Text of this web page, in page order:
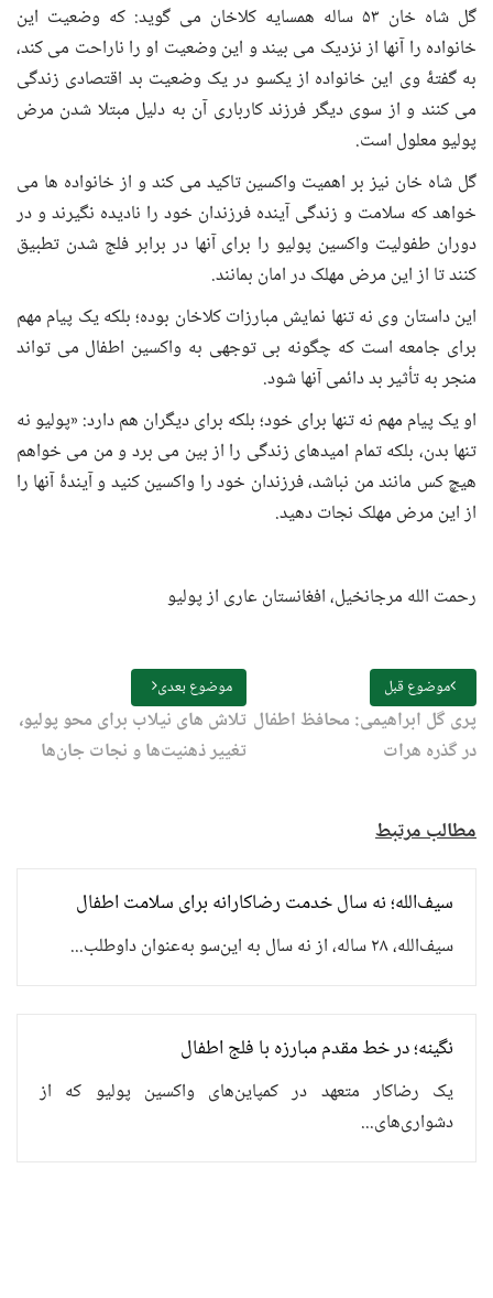
گل شاه خان ۵۳ ساله همسایه کلاخان می گوید: که وضعیت این
خانواده را آنها از نزدیک می بیند و این وضعیت او را ناراحت می کند،
به گفتۀ وی این خانواده از یکسو در یک وضعیت بد اقتصادی زندگی
می کنند و از سوی دیگر فرزند کارباری آن به دلیل مبتلا شدن مرض
پولیو معلول است.
گل شاه خان نیز بر اهمیت واکسین تاکید می کند و از خانواده ها می
خواهد که سلامت و زندگی آینده فرزندان خود را نادیده نگیرند و در
دوران طفولیت واکسین پولیو را برای آنها در برابر فلج شدن تطبیق
کنند تا از این مرض مهلک در امان بمانند.
این داستان وی نه تنها نمایش مبارزات کلاخان بوده؛ بلکه یک پیام مهم
برای جامعه است که چگونه بی توجهی به واکسین اطفال می تواند
منجر به تأثیر بد دائمی آنها شود.
او یک پیام مهم نه تنها برای خود؛ بلکه برای دیگران هم دارد: «پولیو نه
تنها بدن، بلکه تمام امیدهای زندگی را از بین می برد و من می خواهم
هیچ کس مانند من نباشد، فرزندان خود را واکسین کنید و آیندۀ‌ آنها را
از این مرض مهلک نجات دهید.
رحمت الله مرجانخیل، افغانستان عاری از پولیو
موضوع قبل
پری گل ابراهیمی: محافظ اطفال
در گذره هرات
موضوع بعدی
تلاش های نیلاب برای محو پولیو،
تغییر ذهنیت‌ها و نجات جان‌ها
مطالب مرتبط
سیف‌الله؛ نه سال خدمت رضاکارانه برای سلامت اطفال
سیف‌الله، ۲۸ ساله، از نه سال به این‌سو به‌عنوان داوطلب...
نگینه؛ در خط مقدم مبارزه با فلج اطفال
یک رضاکار متعهد در کمپاین‌های واکسین پولیو که از
دشواری‌های...